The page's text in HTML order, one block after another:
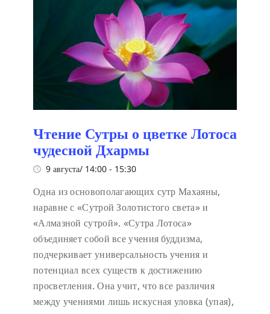
Чтение Сутры о цветке Лотоса
чудесной Дхармы
9 августа/ 14:00 - 15:30
Одна из основополагающих сутр Махаяны,
наравне с «Сутрой Золотистого света» и
«Алмазной сутрой». «Сутра Лотоса»
объединяет собой все учения буддизма,
подчеркивает универсальность учения и
потенциал всех существ к достижению
просветления. Она учит, что все различия
между учениями лишь искусная уловка (упая),